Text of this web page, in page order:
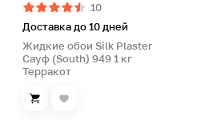
10
Доставка до 10 дней
Жидкие обои Silk Plaster
Сауф (South) 949 1 кг
Терракот